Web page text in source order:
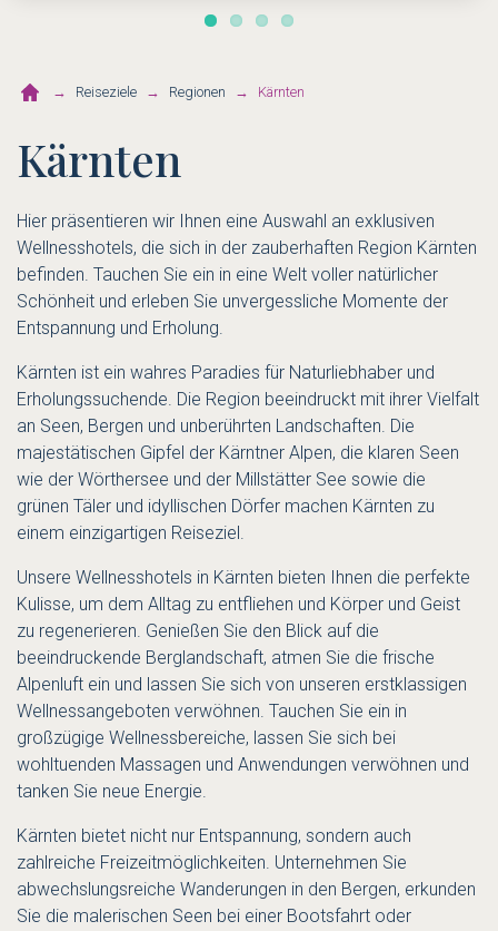
Reiseziele Regionen Kärnten
Kärnten
Hier präsentieren wir Ihnen eine Auswahl an exklusiven
Wellnesshotels, die sich in der zauberhaften Region Kärnten
befinden. Tauchen Sie ein in eine Welt voller natürlicher
Schönheit und erleben Sie unvergessliche Momente der
Entspannung und Erholung.
Kärnten ist ein wahres Paradies für Naturliebhaber und
Erholungssuchende. Die Region beeindruckt mit ihrer Vielfalt
an Seen, Bergen und unberührten Landschaften. Die
majestätischen Gipfel der Kärntner Alpen, die klaren Seen
wie der Wörthersee und der Millstätter See sowie die
grünen Täler und idyllischen Dörfer machen Kärnten zu
einem einzigartigen Reiseziel.
Unsere Wellnesshotels in Kärnten bieten Ihnen die perfekte
Kulisse, um dem Alltag zu entfliehen und Körper und Geist
zu regenerieren. Genießen Sie den Blick auf die
beeindruckende Berglandschaft, atmen Sie die frische
Alpenluft ein und lassen Sie sich von unseren erstklassigen
Wellnessangeboten verwöhnen. Tauchen Sie ein in
großzügige Wellnessbereiche, lassen Sie sich bei
wohltuenden Massagen und Anwendungen verwöhnen und
tanken Sie neue Energie.
Kärnten bietet nicht nur Entspannung, sondern auch
zahlreiche Freizeitmöglichkeiten. Unternehmen Sie
abwechslungsreiche Wanderungen in den Bergen, erkunden
Sie die malerischen Seen bei einer Bootsfahrt oder